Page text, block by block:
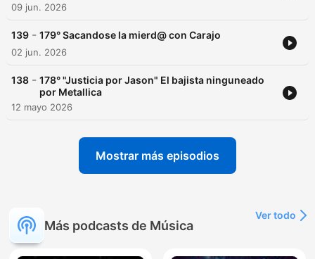
09 jun. 2026
139 - 179° Sacandose la mierd@ con Carajo
02 jun. 2026
138 - 178° "Justicia por Jason" El bajista ninguneado
por Metallica
12 mayo 2026
Mostrar más episodios
Más podcasts de Música
Ver todo